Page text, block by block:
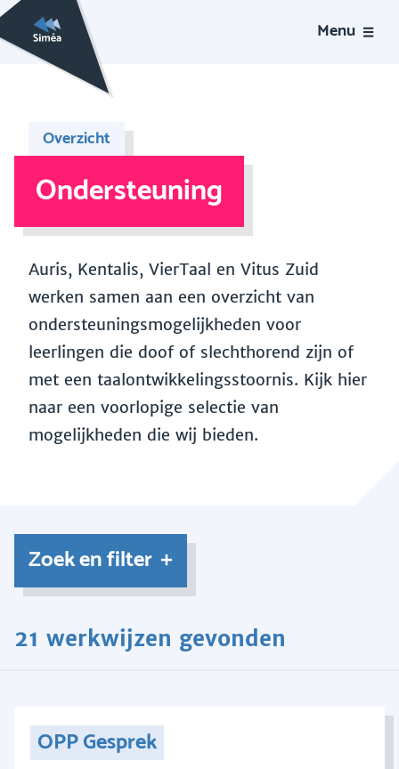
Menu
Overzicht
Ondersteuning
Auris, Kentalis, VierTaal en Vitus Zuid
werken samen aan een overzicht van
ondersteuningsmogelijkheden voor
leerlingen die doof of slechthorend zijn of
met een taalontwikkelingsstoornis. Kijk hier
naar een voorlopige selectie van
mogelijkheden die wij bieden.
Zoek en filter
21 werkwijzen gevonden
OPP Gesprek